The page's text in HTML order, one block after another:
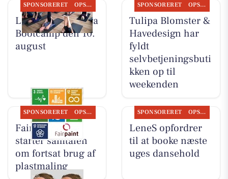
SPONSORERET OPSLAGSTAVLEN
LeneS starter Yoga
Bootcamp den 10.
august
SPONSORERET OPSLAGSTAVLEN
Tulipa Blomster &
Havedesign har
fyldt
selvbetjeningsbuti
kken op til
weekenden
SPONSORERET OPSLAGSTAVLEN
Fairpaint ApS
starter samtalen
om fortsat brug af
plastmaling
SPONSORERET OPSLAGSTAVLEN
LeneS opfordrer
til at booke næste
uges dansehold